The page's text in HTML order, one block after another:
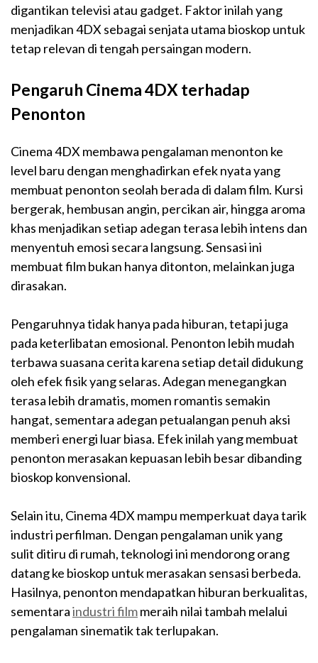
digantikan televisi atau gadget. Faktor inilah yang
menjadikan 4DX sebagai senjata utama bioskop untuk
tetap relevan di tengah persaingan modern.
Pengaruh Cinema 4DX terhadap
Penonton
Cinema 4DX membawa pengalaman menonton ke
level baru dengan menghadirkan efek nyata yang
membuat penonton seolah berada di dalam film. Kursi
bergerak, hembusan angin, percikan air, hingga aroma
khas menjadikan setiap adegan terasa lebih intens dan
menyentuh emosi secara langsung. Sensasi ini
membuat film bukan hanya ditonton, melainkan juga
dirasakan.
Pengaruhnya tidak hanya pada hiburan, tetapi juga
pada keterlibatan emosional. Penonton lebih mudah
terbawa suasana cerita karena setiap detail didukung
oleh efek fisik yang selaras. Adegan menegangkan
terasa lebih dramatis, momen romantis semakin
hangat, sementara adegan petualangan penuh aksi
memberi energi luar biasa. Efek inilah yang membuat
penonton merasakan kepuasan lebih besar dibanding
bioskop konvensional.
Selain itu, Cinema 4DX mampu memperkuat daya tarik
industri perfilman. Dengan pengalaman unik yang
sulit ditiru di rumah, teknologi ini mendorong orang
datang ke bioskop untuk merasakan sensasi berbeda.
Hasilnya, penonton mendapatkan hiburan berkualitas,
sementaraindustri filmmeraih nilai tambah melalui
pengalaman sinematik tak terlupakan.